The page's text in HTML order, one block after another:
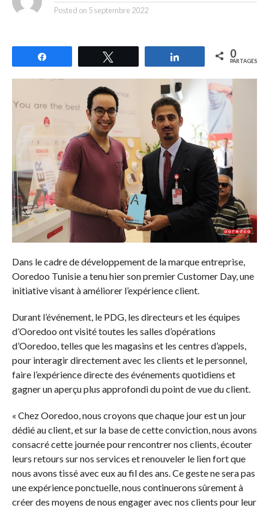
Posted on 5 septembre 2022
Partagez 0
PARTAGES
Dans le cadre de développement de la marque entreprise,
Ooredoo Tunisie a tenu hier son premier Customer Day, une
initiative visant à améliorer l’expérience client.
Durant l’événement, le PDG, les directeurs et les équipes
d’Ooredoo ont visité toutes les salles d’opérations
d’Ooredoo, telles que les magasins et les centres d’appels,
pour interagir directement avec les clients et le personnel,
faire l’expérience directe des événements quotidiens et
gagner un aperçu plus approfondi du point de vue du client.
« Chez Ooredoo, nous croyons que chaque jour est un jour
dédié au client, et sur la base de cette conviction, nous avons
consacré cette journée pour rencontrer nos clients, écouter
leurs retours sur nos services et renouveler le lien fort que
nous avons tissé avec eux au fil des ans. Ce geste ne sera pas
une expérience ponctuelle, nous continuerons sûrement à
créer des moyens de nous engager avec nos clients pour leur